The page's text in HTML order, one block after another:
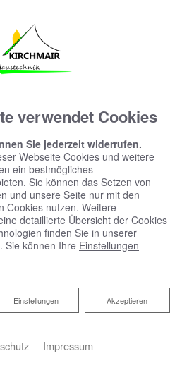
zu jeder Jahreszeit
und suchen eine möglichst
verwendet Cookies
Sie jederzeit widerrufen.
Webseite Cookies und weitere
ein bestmögliches
Sie können das Setzen von
und unsere Seite nur mit den
Cookies nutzen. Weitere
detaillierte Übersicht der Cookies
finden Sie in unserer
. Sie können Ihre Einstellungen
Akzeptieren
Einstellungen
Impressum